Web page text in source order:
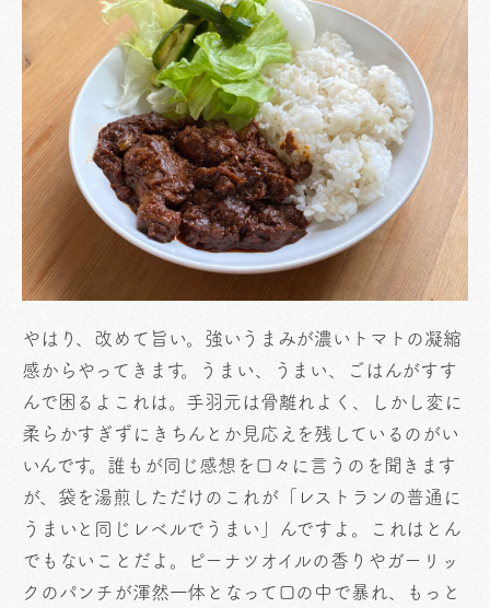
やはり、改めて旨い。強いうまみが濃いトマトの凝縮
感からやってきます。うまい、うまい、ごはんがすす
んで困るよこれは。手羽元は骨離れよく、しかし変に
柔らかすぎずにきちんとか見応えを残しているのがい
いんです。誰もが同じ感想を口々に言うのを聞きます
が、袋を湯煎しただけのこれが「レストランの普通に
うまいと同じレベルでうまい」んですよ。これはとん
でもないことだよ。ピーナツオイルの香りやガーリッ
クのパンチが渾然一体となって口の中で暴れ、もっと